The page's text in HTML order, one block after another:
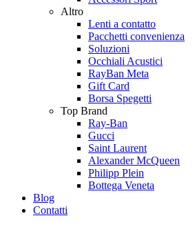
Altro
Lenti a contatto
Pacchetti convenienza
Soluzioni
Occhiali Acustici
RayBan Meta
Gift Card
Borsa Spegetti
Top Brand
Ray-Ban
Gucci
Saint Laurent
Alexander McQueen
Philipp Plein
Bottega Veneta
Blog
Contatti